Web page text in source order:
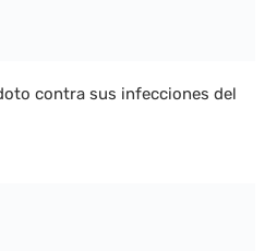
contra sus infecciones del